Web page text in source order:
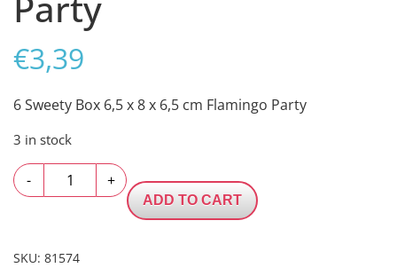
€3,39
6 Sweety Box 6,5 x 8 x 6,5 cm Flamingo Party
3 in stock
-
Sweety
x
+
ADD TO CART
SKU: 81574